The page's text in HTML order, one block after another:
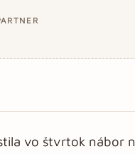
vo štvrtok nábor